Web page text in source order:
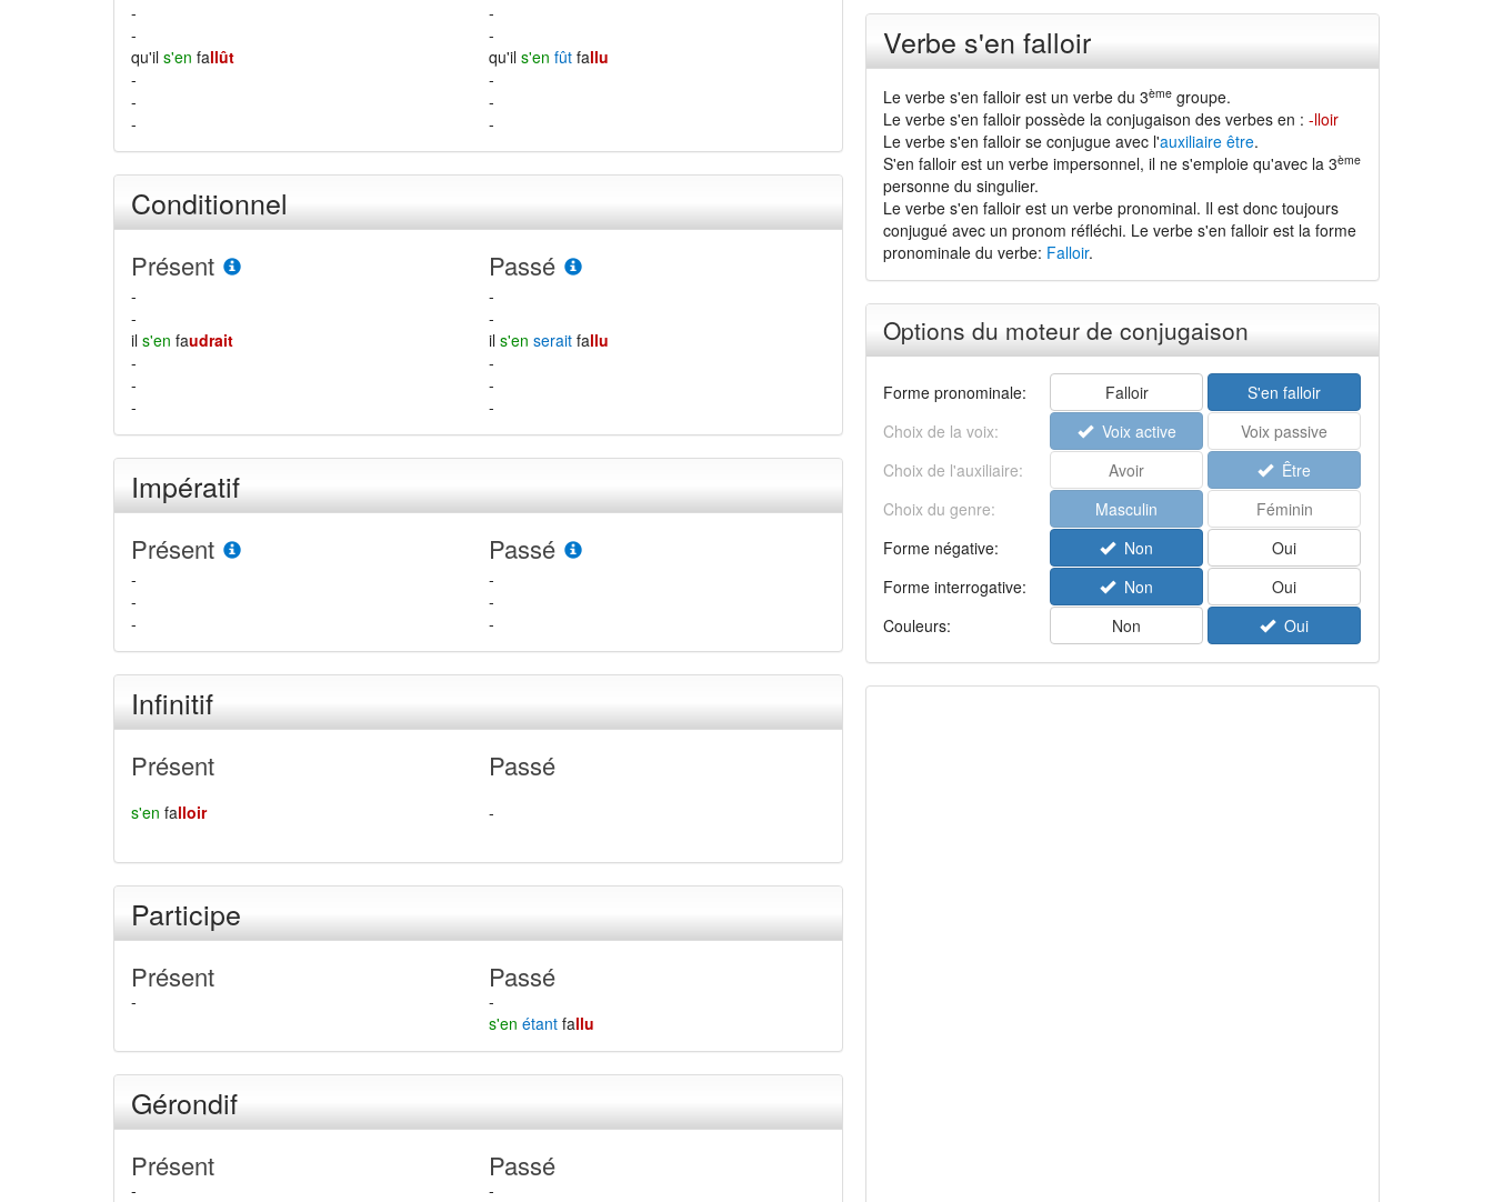
-
-
qu'il s'en fallût
-
-
-
-
-
qu'ils'enfût fallu
-
-
-
Conditionnel
Présent
-
-
il s'en faudrait
-
-
-
Passé
-
-
ils'enserait fallu
-
-
-
Impératif
Présent
-
-
-
Passé
-
-
-
Infinitif
Présent
s'en falloir
Passé
-
Participe
Présent
-
Passé
-
s'enétant fallu
Gérondif
Présent
-
Passé
-
Verbe s'en falloir
Le verbe s'en falloir est un verbe du 3èmegroupe.
Le verbe s'en falloir possède la conjugaison des verbes en : -lloir
Le verbe s'en falloir se conjugue avec l'auxiliaire être.
S'en falloir est un verbe impersonnel, il ne s'emploie qu'avec la 3ème
personne du singulier.
Le verbe s'en falloir est un verbe pronominal. Il est donc toujours
conjugué avec un pronom réfléchi. Le verbe s'en falloir est la forme
pronominale du verbe: Falloir.
Options du moteur de conjugaison
Forme pronominale: Falloir
S'en falloir
Choix de la voix:
Voix active
Voix passive
Choix de l'auxiliaire:
Avoir
Être
Choix du genre:
Masculin
Féminin
Forme négative:
Non
Oui
Forme interrogative:
Non
Oui
Couleurs:
Non Oui